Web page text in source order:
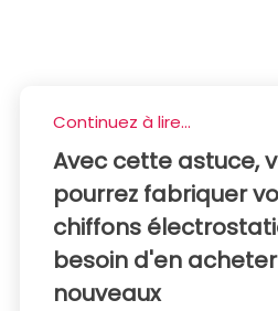
Continuez à lire...
Avec cette astuce,
pourrez fabriquer
chiffons
besoin d'en
nouveaux